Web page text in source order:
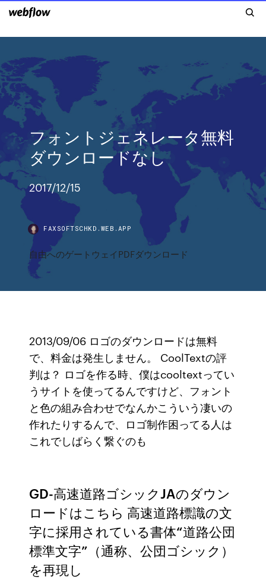
フォントジェネレータ無料
ダウンロードなし
2017/12/15
FAXSOFTSCHKD.WEB.APP
自由へのゲートウェイPDFダウンロード
2013/09/06 ロゴのダウンロードは無料
で、料金は発生しません。 CoolTextの評
判は？ ロゴを作る時、僕はcooltextってい
うサイトを使ってるんですけど、フォント
と色の組み合わせでなんかこういう凄いの
作れたりするんで、ロゴ制作困ってる人は
これでしばらく繋ぐのも
GD-高速道路ゴシックJAのダウン
ロードはこちら 高速道路標識の文
字に採用されている書体“道路公団
標準文字”（通称、公団ゴシック）
を再現し